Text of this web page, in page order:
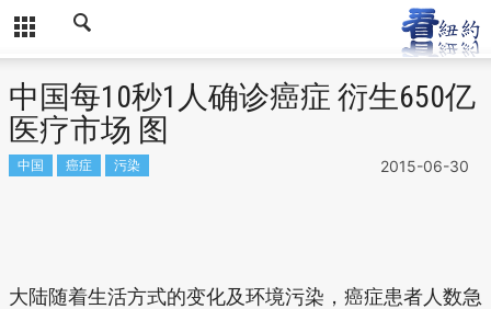
中国每10秒1人确诊癌症 衍生650亿
医疗市场 图
2015-06-30
中国 癌症 污染
大陆随着生活方式的变化及环境污染，癌症患者人数急